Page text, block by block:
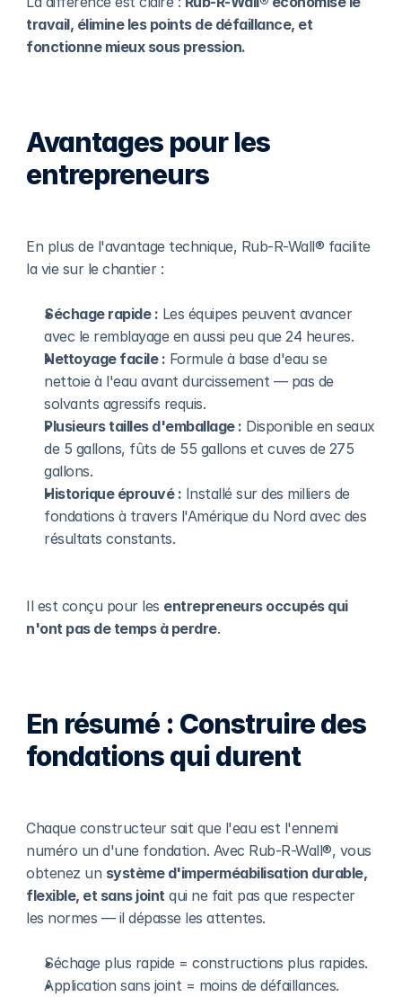
travail, élimine les points de défaillance, et
fonctionne mieux sous pression.
Avantages pour les
entrepreneurs
En plus de l'avantage technique, Rub-R-Wall® facilite
la vie sur le chantier :
Séchage rapide : Les équipes peuvent avancer
avec le remblayage en aussi peu que 24 heures.
Nettoyage facile : Formule à base d'eau se
nettoie à l'eau avant durcissement — pas de
solvants agressifs requis.
Plusieurs tailles d'emballage : Disponible en seaux
de 5 gallons, fûts de 55 gallons et cuves de 275
gallons.
Historique éprouvé : Installé sur des milliers de
fondations à travers l'Amérique du Nord avec des
résultats constants.
Il est conçu pour les entrepreneurs occupés qui
n'ont pas de temps à perdre.
En résumé : Construire des
fondations qui durent
Chaque constructeur sait que l'eau est l'ennemi
numéro un d'une fondation. Avec Rub-R-Wall®, vous
obtenez un système d'imperméabilisation durable,
flexible, et sans joint qui ne fait pas que respecter
les normes — il dépasse les attentes.
Séchage plus rapide = constructions plus rapides.
Application sans joint = moins de défaillances.